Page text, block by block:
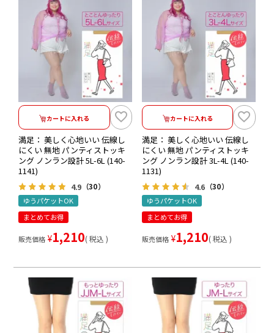
カートに入れる
満足： 美しく心地いい 伝線し
にくい 無地 パンティストッキ
ング ノンラン設計 5L-6L (140-
1141)
4.9 （30）
ゆうパケットOK
まとめてお得
販売価格 ¥1,210 税込
カートに入れる
満足： 美しく心地いい 伝線し
にくい 無地 パンティストッキ
ング ノンラン設計 3L-4L (140-
1131)
4.6 （30）
ゆうパケットOK
まとめてお得
販売価格 ¥1,210 税込